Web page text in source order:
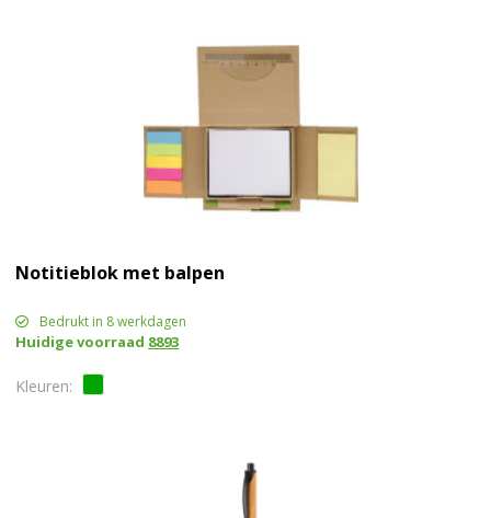
Notitieblok met balpen
Bedrukt in 8 werkdagen
Huidige voorraad 8893